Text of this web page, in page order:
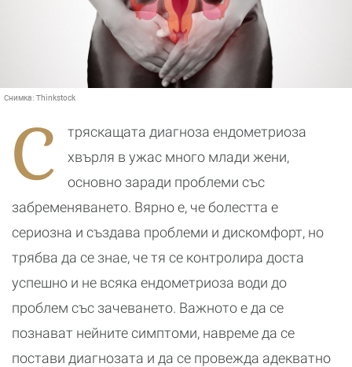
Снимка: Thinkstock
С
тряскащата диагноза ендометриоза
хвърля в ужас много млади жени,
основно заради проблеми със
забременяването. Вярно е, че болестта е
сериозна и създава проблеми и дискомфорт, но
трябва да се знае, че тя се контролира доста
успешно и не всяка ендометриоза води до
проблем със зачеването. Важното е да се
познават нейните симптоми, навреме да се
постави диагнозата и да се провежда адекватно